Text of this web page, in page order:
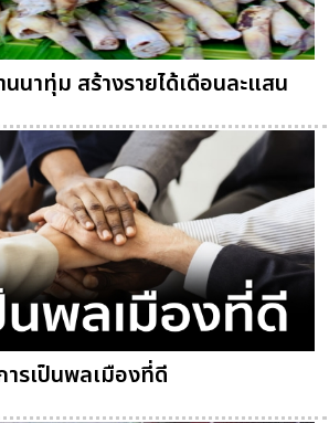
นาทุ่ม สร้างรายได้เดือนละแสน
ารเป็นพลเมืองที่ดี